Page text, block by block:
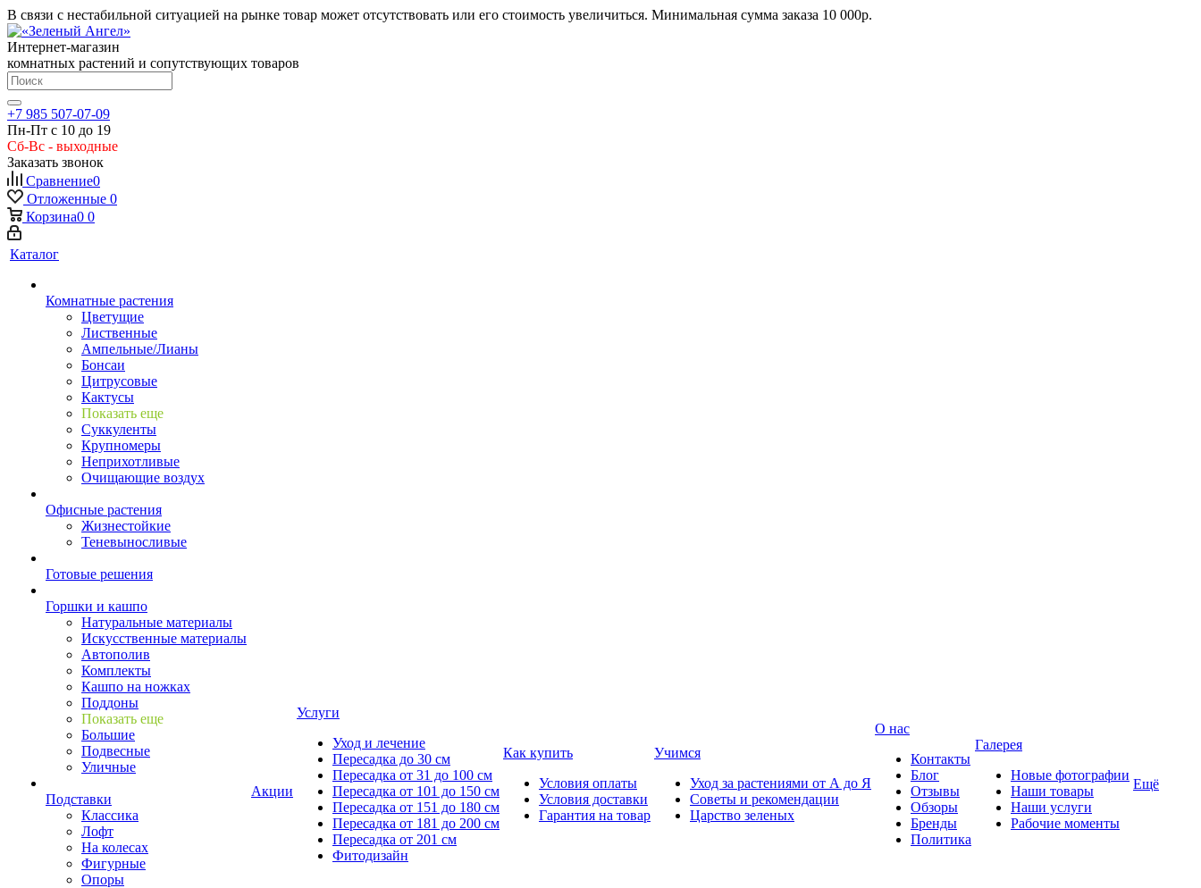
В связи с нестабильной ситуацией на рынке товар может отсутствовать или его стоимость увеличиться. Минимальная сумма заказа 10 000р.
Интернет-магазин
комнатных растений и сопутствующих товаров
+7 985 507-07-09
Пн-Пт с 10 до 19
Сб-Вс - выходные
Заказать звонок
Сравнение0
Отложенные 0
Корзина0 0
Каталог
Комнатные растения
Цветущие
Лиственные
Ампельные/Лианы
Бонсаи
Цитрусовые
Кактусы
Показать еще
Суккуленты
Крупномеры
Неприхотливые
Очищающие воздух
Офисные растения
Жизнестойкие
Теневыносливые
Готовые решения
Горшки и кашпо
Натуральные материалы
Искусственные материалы
Автополив
Комплекты
Кашпо на ножках
Поддоны
Показать еще
Большие
Подвесные
Уличные
Подставки
Классика
Лофт
На колесах
Фигурные
Опоры
Акции
Услуги
Уход и лечение
Пересадка до 30 см
Пересадка от 31 до 100 см
Пересадка от 101 до 150 см
Пересадка от 151 до 180 см
Пересадка от 181 до 200 см
Пересадка от 201 см
Фитодизайн
Как купить
Условия оплаты
Условия доставки
Гарантия на товар
Учимся
Уход за растениями от А до Я
Советы и рекомендации
Царство зеленых
О нас
Контакты
Блог
Отзывы
Обзоры
Бренды
Политика
Галерея
Новые фотографии
Наши товары
Наши услуги
Рабочие моменты
Ещё